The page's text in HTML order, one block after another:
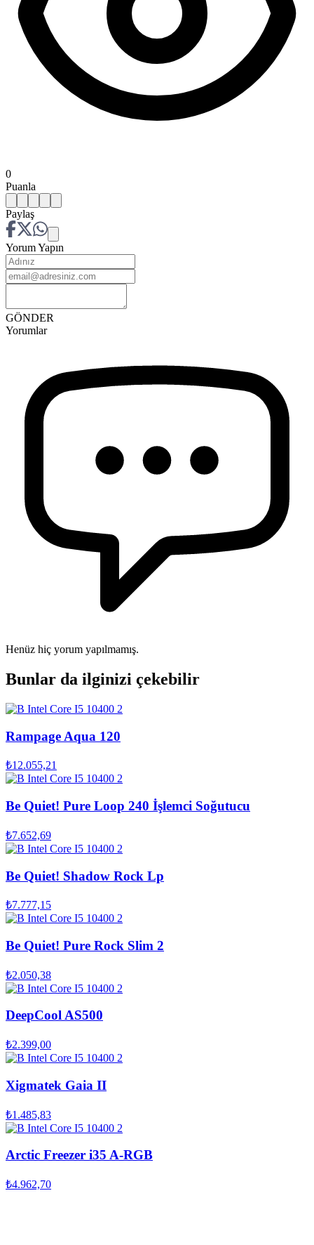
0
Puanla
Paylaş
Yorum Yapın
GÖNDER
Yorumlar
Henüz hiç yorum yapılmamış.
Bunlar da ilginizi çekebilir
Rampage Aqua 120
₺12.055,21
Be Quiet! Pure Loop 240 İşlemci Soğutucu
₺7.652,69
Be Quiet! Shadow Rock Lp
₺7.777,15
Be Quiet! Pure Rock Slim 2
₺2.050,38
DeepCool AS500
₺2.399,00
Xigmatek Gaia II
₺1.485,83
Arctic Freezer i35 A-RGB
₺4.962,70